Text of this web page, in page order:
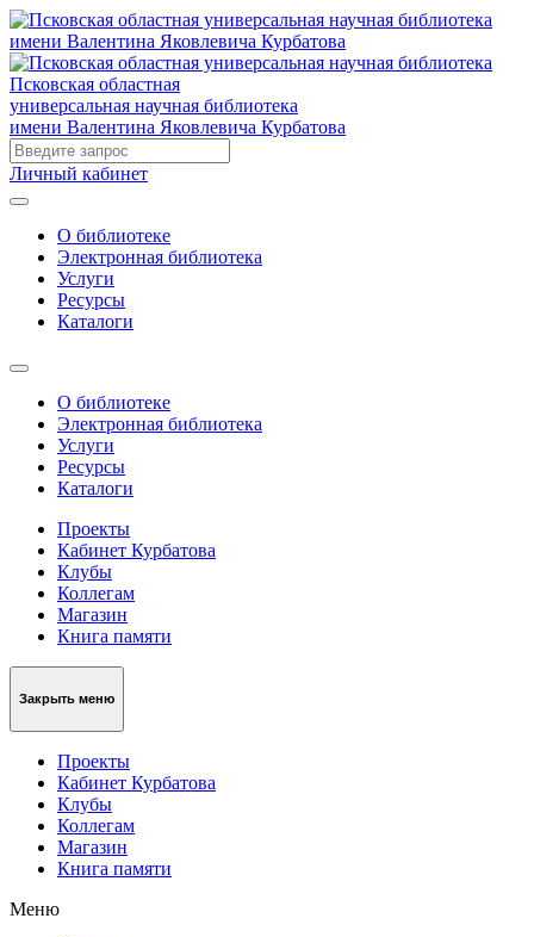
Псковская областная
универсальная научная библиотека
имени Валентина Яковлевича Курбатова
Личный кабинет
О библиотеке
Электронная библиотека
Услуги
Ресурсы
Каталоги
О библиотеке
Электронная библиотека
Услуги
Ресурсы
Каталоги
Проекты
Кабинет Курбатова
Клубы
Коллегам
Магазин
Книга памяти
Закрыть меню
Проекты
Кабинет Курбатова
Клубы
Коллегам
Магазин
Книга памяти
Меню